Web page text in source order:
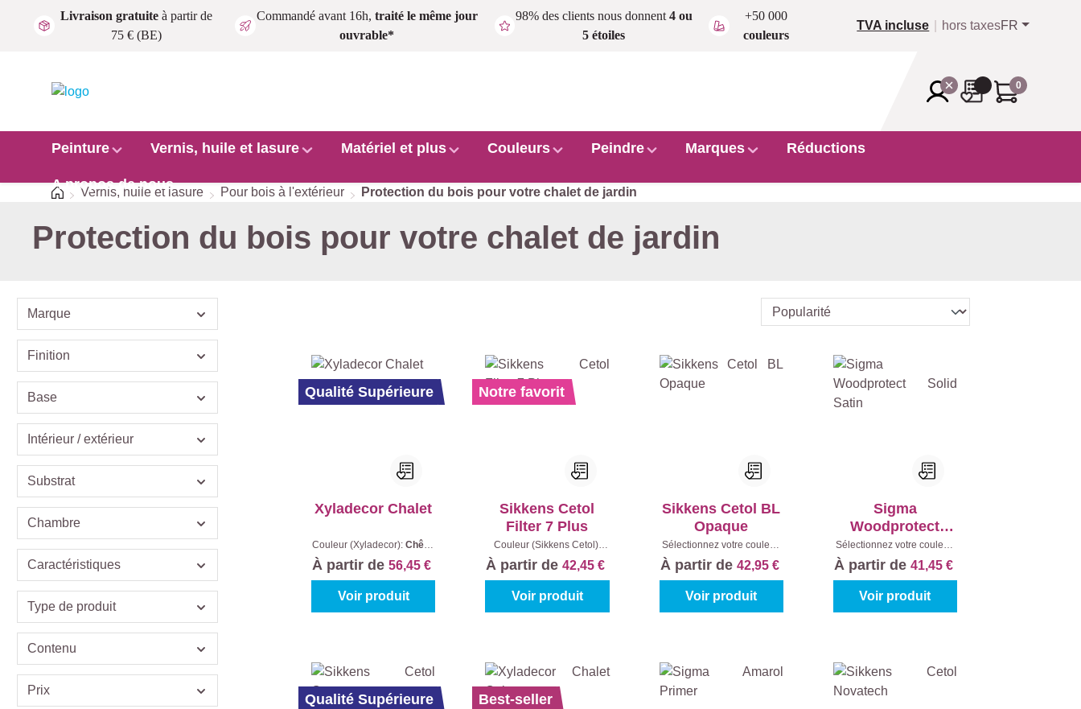
Passer au contenu principal
Livraison gratuite à partir de
75 € (BE)
Commandé avant 16h, traité le même jour
ouvrable*
98% des clients nous donnent 4 ou
5 étoiles
+50 000
couleurs
TVA incluse hors taxesFR
0
Peinture Vernis, huile et lasure Matériel et plus Couleurs Peindre Marques Réductions
A propos de nous
Accueil
Vernis, huile et lasure Pour bois à l'extérieur Protection du bois pour votre chalet de jardin
Protection du bois pour votre chalet de jardin
Marque
Finition
Base
Intérieur / extérieur
Substrat
Chambre
Caractéristiques
Type de produit
Contenu
Prix
Qualité Supérieure
Xyladecor Chalet
Couleur (Xyladecor): Chêne
clair
À partir de56,45 €
Voir produit
Notre favorit
Sikkens Cetol
Filter 7 Plus
Couleur (Sikkens Cetol):
Contenu:1 l
À partir de42,45 €
Voir produit
Sikkens Cetol BL
Opaque
Sélectionnez votre couleur:
Contenu:1 l
À partir de 42,95 €
Voir produit
Sigma
Woodprotect
Solid Satin
Sélectionnez votre couleur:
Contenu:1 l
À partir de 41,45 €
Voir produit
Qualité Supérieure Best-seller